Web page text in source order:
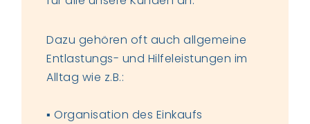
Dazu gehören oft auch allgemeine
Entlastungs- und Hilfeleistungen im
Alltag wie z.B.:
▪ Organisation des Einkaufs